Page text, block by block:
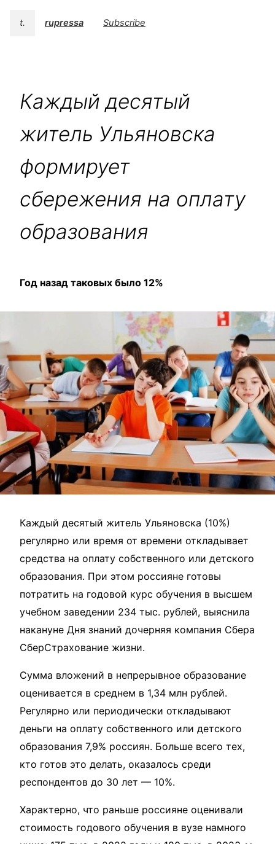
t. rupressa Subscribe
Каждый десятый
житель Ульяновска
формирует
сбережения на оплату
образования
Год назад таковых было 12%
Каждый десятый житель Ульяновска (10%)
регулярно или время от времени откладывает
средства на оплату собственного или детского
образования. При этом россияне готовы
потратить на годовой курс обучения в высшем
учебном заведении 234 тыс. рублей, выяснила
накануне Дня знаний дочерняя компания Сбера
СберСтрахование жизни.
Сумма вложений в непрерывное образование
оценивается в среднем в 1,34 млн рублей.
Регулярно или периодически откладывают
деньги на оплату собственного или детского
образования 7,9% россиян. Больше всего тех,
кто готов это делать, оказалось среди
респондентов до 30 лет — 10%.
Характерно, что раньше россияне оценивали
стоимость годового обучения в вузе намного